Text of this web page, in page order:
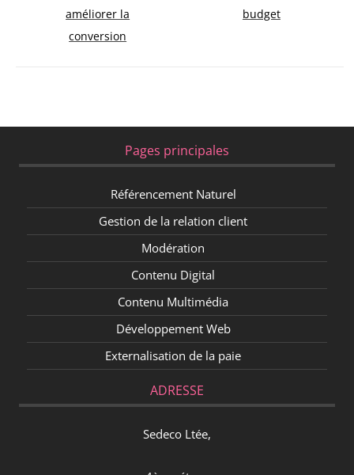
budget
améliorer la
conversion
Pages principales
Référencement Naturel
Gestion de la relation client
Modération
Contenu Digital
Contenu Multimédia
Développement Web
Externalisation de la paie
ADRESSE
Sedeco Ltée,